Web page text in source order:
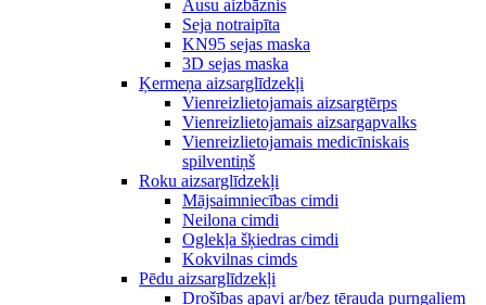
Ausu aizbāznis
Seja notraipīta
KN95 sejas maska
3D sejas maska
Ķermeņa aizsarglīdzekļi
Vienreizlietojamais aizsargtērps
Vienreizlietojamais aizsargapvalks
Vienreizlietojamais medicīniskais
spilventiņš
Roku aizsarglīdzekļi
Mājsaimniecības cimdi
Neilona cimdi
Oglekļa šķiedras cimdi
Kokvilnas cimds
Pēdu aizsarglīdzekļi
Drošības apavi ar/bez tērauda purngaliem